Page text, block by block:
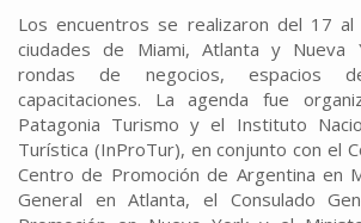
Los encuentros se realizaron del 17
ciudades de Miami, Atlanta y Nueva
rondas de negocios, espacios
capacitaciones. La agenda fue
Patagonia Turismo y el Instituto
Turística (InProTur), en conjunto con el
Centro de Promoción de Argentina en
General en Atlanta, el Consulado